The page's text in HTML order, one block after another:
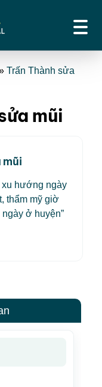
Trấn Thành sửa
mũi
mũi
xu hướng ngày
thẩm mỹ giờ
ở huyện”